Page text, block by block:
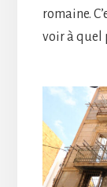
romaine.
voir à quel